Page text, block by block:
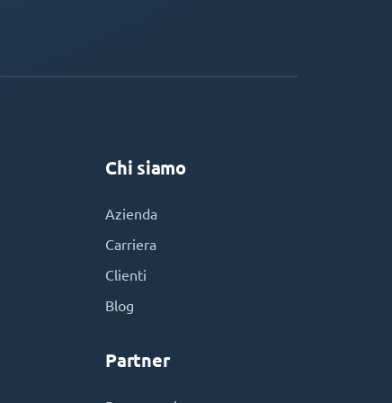
Chi siamo
Azienda
Carriera
Clienti
Blog
Partner